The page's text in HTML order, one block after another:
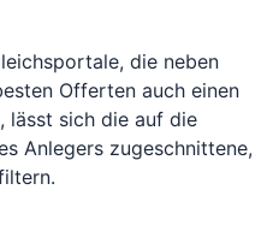
die neben
Offerten auch einen
lässt sich die auf die
Anlegers zugeschnittene,